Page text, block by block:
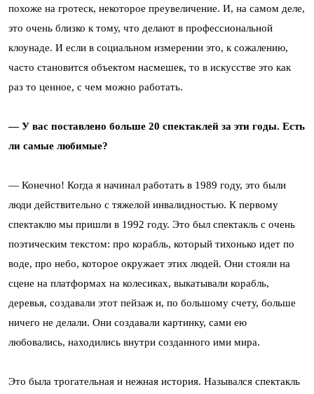
похоже на гротеск, некоторое преувеличение. И, на самом деле,
это очень близко к тому, что делают в профессиональной
клоунаде. И если в социальном измерении это, к сожалению,
часто становится объектом насмешек, то в искусстве это как
раз то ценное, с чем можно работать.
— У вас поставлено больше 20 спектаклей за эти годы. Есть
ли самые любимые?
— Конечно! Когда я начинал работать в 1989 году, это были
люди действительно с тяжелой инвалидностью. К первому
спектаклю мы пришли в 1992 году. Это был спектакль с очень
поэтическим текстом: про корабль, который тихонько идет по
воде, про небо, которое окружает этих людей. Они стояли на
сцене на платформах на колесиках, выкатывали корабль,
деревья, создавали этот пейзаж и, по большому счету, больше
ничего не делали. Они создавали картинку, сами ею
любовались, находились внутри созданного ими мира.
Это была трогательная и нежная история. Назывался спектакль